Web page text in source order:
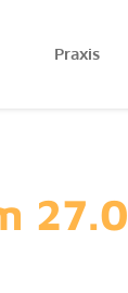
Praxis